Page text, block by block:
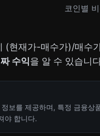
코인별
(현재가-매수가)/매수
수익을 알 수 있습니
보를 제공하며, 특정 금융
야 합니다.